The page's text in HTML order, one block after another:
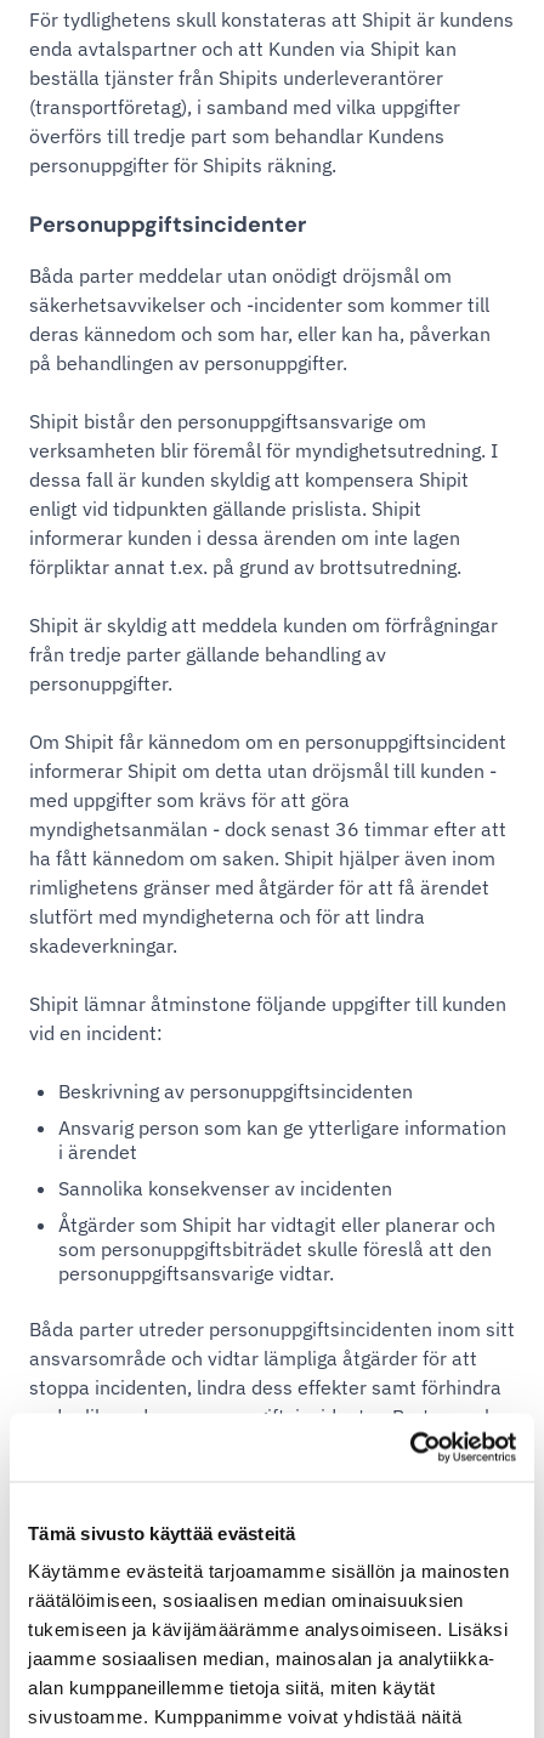
Tämä sivusto käyttää evästeitä
Käytämme evästeitä tarjoamamme sisällön ja mainosten
räätälöimiseen, sosiaalisen median ominaisuuksien
tukemiseen ja kävijämäärämme analysoimiseen. Lisäksi
jaamme sosiaalisen median, mainosalan ja analytiikka-
alan kumppaneillemme tietoja siitä, miten käytät
sivustoamme. Kumppanimme voivat yhdistää näitä
För tydlighetens skull konstateras att Shipit är kundens
enda avtalspartner och att Kunden via Shipit kan
beställa tjänster från Shipits underleverantörer
(transportföretag), i samband med vilka uppgifter
överförs till tredje part som behandlar Kundens
personuppgifter för Shipits räkning.
Personuppgiftsincidenter
Båda parter meddelar utan onödigt dröjsmål om
säkerhetsavvikelser och -incidenter som kommer till
deras kännedom och som har, eller kan ha, påverkan
på behandlingen av personuppgifter.
Shipit bistår den personuppgiftsansvarige om
verksamheten blir föremål för myndighetsutredning. I
dessa fall är kunden skyldig att kompensera Shipit
enligt vid tidpunkten gällande prislista. Shipit
informerar kunden i dessa ärenden om inte lagen
förpliktar annat t.ex. på grund av brottsutredning.
Shipit är skyldig att meddela kunden om förfrågningar
från tredje parter gällande behandling av
personuppgifter.
Om Shipit får kännedom om en personuppgiftsincident
informerar Shipit om detta utan dröjsmål till kunden -
med uppgifter som krävs för att göra
myndighetsanmälan - dock senast 36 timmar efter att
ha fått kännedom om saken. Shipit hjälper även inom
rimlighetens gränser med åtgärder för att få ärendet
slutfört med myndigheterna och för att lindra
skadeverkningar.
Shipit lämnar åtminstone följande uppgifter till kunden
vid en incident:
Beskrivning av personuppgiftsincidenten
Ansvarig person som kan ge ytterligare information
i ärendet
Sannolika konsekvenser av incidenten
Åtgärder som Shipit har vidtagit eller planerar och
som personuppgiftsbiträdet skulle föreslå att den
personuppgiftsansvarige vidtar.
Båda parter utreder personuppgiftsincidenten inom sitt
ansvarsområde och vidtar lämpliga åtgärder för att
stoppa incidenten, lindra dess effekter samt förhindra
andra liknande personuppgiftsincidenter. Parterna ska
dokumentera och meddela den andra parten
uppfylla sina skyldigheter enligt dataskyddsbilagan och
lagstiftningen.
Granskningar
Kunden har tillstånd att på egen bekostnad eller med
hjälp av tredje part utreda att Shipit följer detta
personuppgiftsbiträdesavtal. Sådana utredningar ska